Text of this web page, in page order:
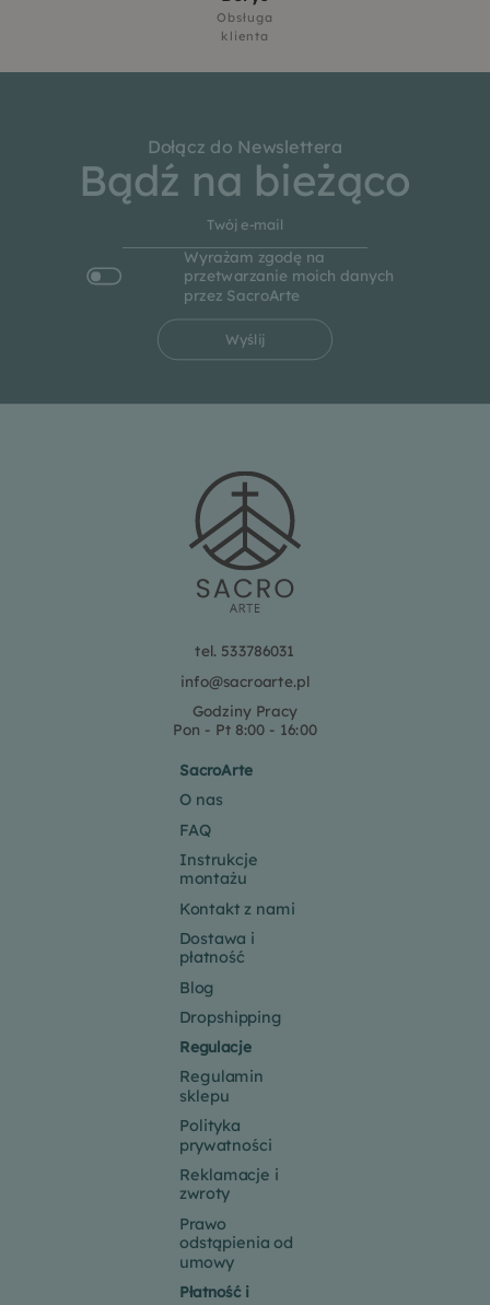
Obsługa
klienta
Dołącz do Newslettera
Bądź na bieżąco
Wyrażam zgodę na
przetwarzanie moich danych
przez SacroArte
Wyślij
tel. 533786031
info@sacroarte.pl
Godziny Pracy
Pon - Pt 8:00 - 16:00
SacroArte
O nas
FAQ
Instrukcje
montażu
Kontakt z nami
Dostawa i
płatność
Blog
Dropshipping
Regulacje
Regulamin
sklepu
Polityka
prywatności
Reklamacje i
zwroty
Prawo
odstąpienia od
umowy
Płatność i